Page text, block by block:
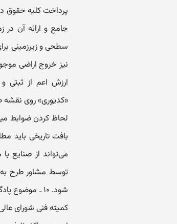
جامع و ارائه آن در
ارزش اعم از ثبتی
«کدیوری» روی نقشه
لحاظ کردن ضوابط
می‌تواند از صنایع
شود. ۱۰ ـ